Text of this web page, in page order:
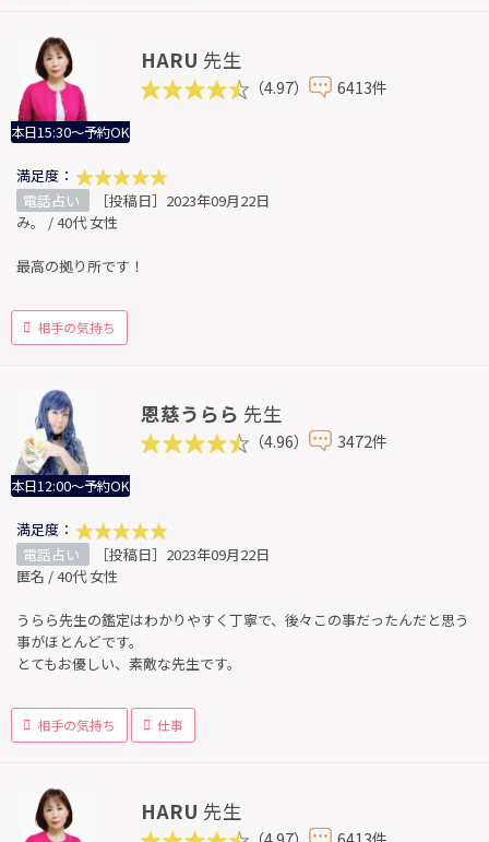
本日15:30～予約OK
HARU 先生
（4.97） 6413件
満足度：
電話占い
［投稿日］2023年09月22日
み。 / 40代 女性
最高の拠り所です！
相手の気持ち
本日12:00～予約OK
恩慈うらら 先生
（4.96） 3472件
満足度：
電話占い
［投稿日］2023年09月22日
匿名 / 40代 女性
うらら先生の鑑定はわかりやすく丁寧で、後々この事だったんだと思う
事がほとんどです。
とてもお優しい、素敵な先生です。
相手の気持ち 仕事
HARU 先生